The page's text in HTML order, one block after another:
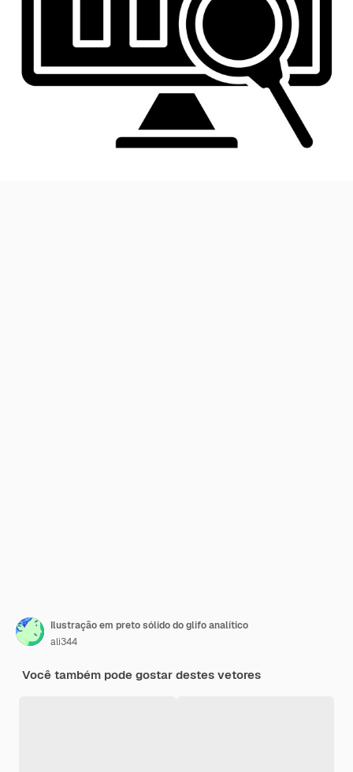
Ilustração em preto sólido do glifo analítico
ali344
Você também pode gostar destes vetores